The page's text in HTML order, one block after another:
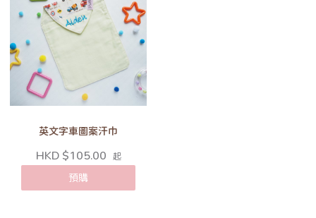
英文字車圖案汗巾
HKD $105.00 起
預購